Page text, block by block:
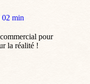
02 min
pour
la réalité !